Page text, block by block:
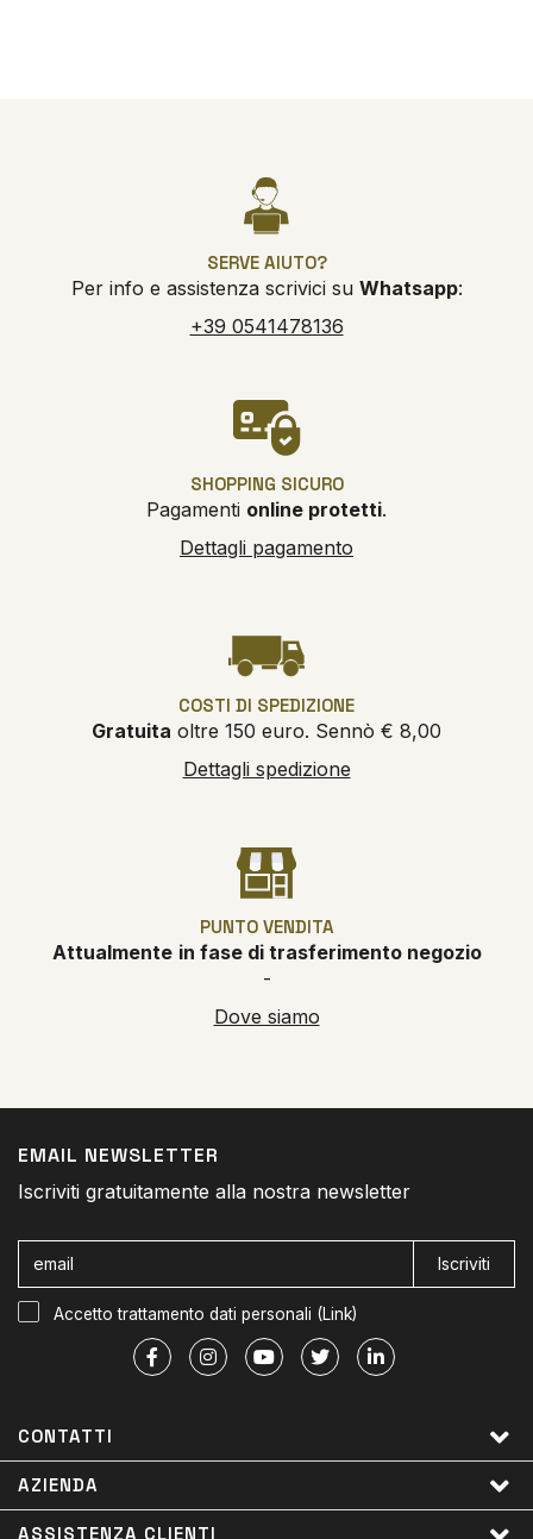
SERVE AIUTO?
Per info e assistenza scrivici su Whatsapp:
+39 0541478136
SHOPPING SICURO
Pagamenti online protetti.
Dettagli pagamento
COSTI DI SPEDIZIONE
Gratuita oltre 150 euro. Sennò € 8,00
Dettagli spedizione
PUNTO VENDITA
Attualmente in fase di trasferimento negozio
-
Dove siamo
EMAIL NEWSLETTER
Iscriviti gratuitamente alla nostra newsletter
Iscriviti
Accetto trattamento dati personali (Link)
CONTATTI
AZIENDA
ASSISTENZA CLIENTI